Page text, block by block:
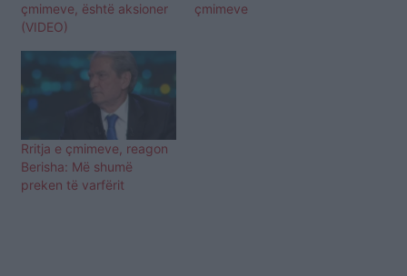
çmimeve, është aksioner
(VIDEO)
çmimeve
Rritja e çmimeve, reagon
Berisha: Më shumë
preken të varfërit